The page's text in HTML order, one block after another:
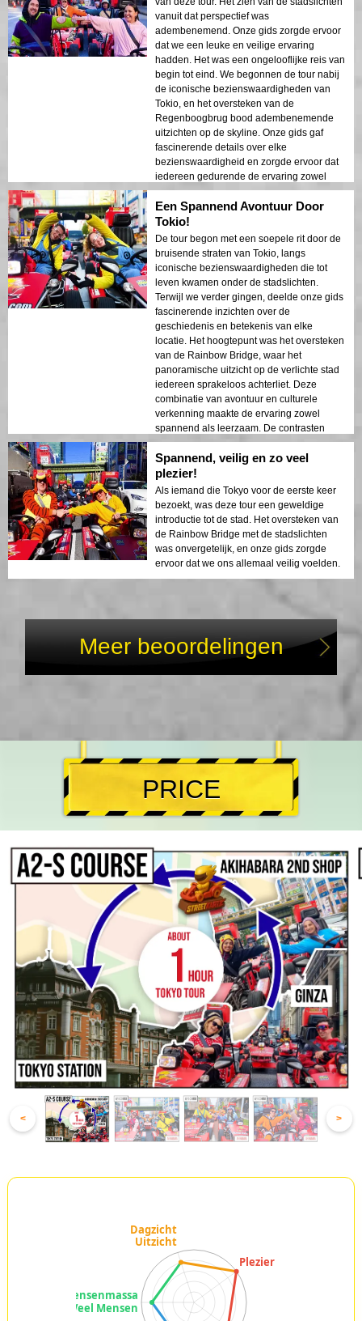
structuren van Tokio en de historische
gebieden werd prachtig weergegeven in
de nachtverlichting. Ik zou deze tour ten
zeerste aanbevelen aan iedereen!
vanuit dat perspectief was
adembenemend. Onze gids zorgde ervoor
dat we een leuke en veilige ervaring
hadden. Het was een ongelooflijke reis van
begin tot eind. We begonnen de tour nabij
de iconische bezienswaardigheden van
Tokio, en het oversteken van de
Regenboogbrug bood adembenemende
uitzichten op de skyline. Onze gids gaf
fascinerende details over elke
bezienswaardigheid en zorgde ervoor dat
iedereen gedurende de ervaring zowel
vermaakt als veilig was. De lichten van de
stad die op de baai weerkaatsten,
creëerden een dromerige sfeer die een
blijvende indruk achterliet. Deze tour is
ideaal voor eerste bezoekers die een mix
van avontuur en sightseeing willen. Het
contrast tussen de moderne structuren van
Tokio en de historische gebieden werd
prachtig weergegeven in de nachtlichten. Ik
zou deze tour ten zeerste aanbevelen aan
iedereen!
Een Spannend Avontuur Door
Tokio!
De tour begon met een soepele rit door de
bruisende straten van Tokio, langs
iconische bezienswaardigheden die tot
leven kwamen onder de stadslichten.
Terwijl we verder gingen, deelde onze gids
fascinerende inzichten over de
geschiedenis en betekenis van elke
locatie. Het hoogtepunt was het oversteken
van de Rainbow Bridge, waar het
panoramische uitzicht op de verlichte stad
iedereen sprakeloos achterliet. Deze
combinatie van avontuur en culturele
verkenning maakte de ervaring zowel
spannend als leerzaam. De contrasten
tussen de moderne architectuur van Tokio
en zijn historische locaties gaven diepte
aan de reis.
Spannend, veilig en zo veel
plezier!
Als iemand die Tokyo voor de eerste keer
bezoekt, was deze tour een geweldige
introductie tot de stad. Het oversteken van
de Rainbow Bridge met de stadslichten
was onvergetelijk, en onze gids zorgde
ervoor dat we ons allemaal veilig voelden.
Meer beoordelingen
PRICE
< >